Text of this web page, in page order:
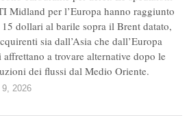
Midland per l’Europa hanno raggiunto
15 dollari al barile sopra il Brent datato,
sia dall’Asia che dall’Europa
affrettano a trovare alternative dopo le
dei flussi dal Medio Oriente.
9, 2026